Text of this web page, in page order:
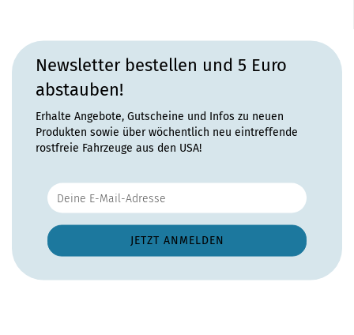
Newsletter bestellen und 5 Euro
abstauben!
Erhalte Angebote, Gutscheine und Infos zu neuen
Produkten sowie über wöchentlich neu eintreffende
rostfreie Fahrzeuge aus den USA!